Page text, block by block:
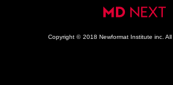
Copyright © 2018 Newformat Institute inc. All